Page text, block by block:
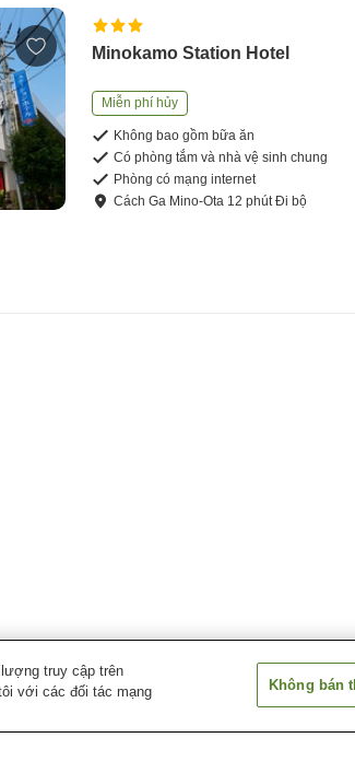
Minokamo Station Hotel
Miễn phí hủy
Không bao gồm bữa ăn
Có phòng tắm và nhà vệ sinh chung
Phòng có mạng internet
CáchGa Mino-Ota 12 phútĐi bộ
truy cập trên
với các đối tác mạng
Không bán